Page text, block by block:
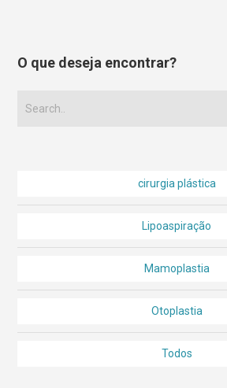
O que deseja encontrar?
cirurgia plástica
Lipoaspiração
Mamoplastia
Otoplastia
Todos